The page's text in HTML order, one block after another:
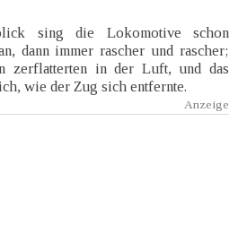
sing die Lokomotive schon
dann immer rascher und rascher;
zerflatterten in der Luft, und das
wie der Zug sich entfernte.